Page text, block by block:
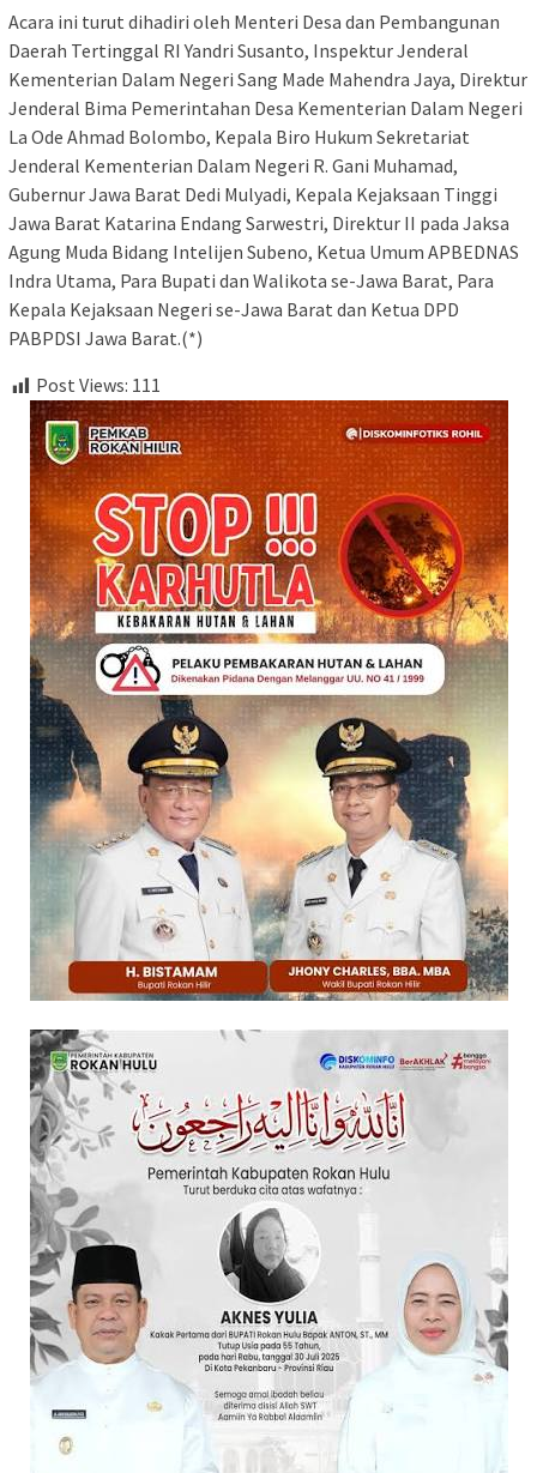
Acara ini turut dihadiri oleh Menteri Desa dan Pembangunan
Daerah Tertinggal RI Yandri Susanto, Inspektur Jenderal
Kementerian Dalam Negeri Sang Made Mahendra Jaya, Direktur
Jenderal Bima Pemerintahan Desa Kementerian Dalam Negeri
La Ode Ahmad Bolombo, Kepala Biro Hukum Sekretariat
Jenderal Kementerian Dalam Negeri R. Gani Muhamad,
Gubernur Jawa Barat Dedi Mulyadi, Kepala Kejaksaan Tinggi
Jawa Barat Katarina Endang Sarwestri, Direktur II pada Jaksa
Agung Muda Bidang Intelijen Subeno, Ketua Umum APBEDNAS
Indra Utama, Para Bupati dan Walikota se-Jawa Barat, Para
Kepala Kejaksaan Negeri se-Jawa Barat dan Ketua DPD
PABPDSI Jawa Barat.(*)
Post Views: 111